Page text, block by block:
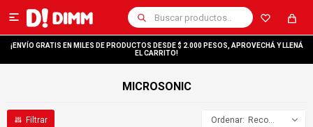

¡ENVÍO GRATIS EN MILES DE PRODUCTOS DESDE $ 2.000 PESOS, APROVECHÁ Y LLENÁ
EL CARRITO!
MICROSONIC
Recomendados